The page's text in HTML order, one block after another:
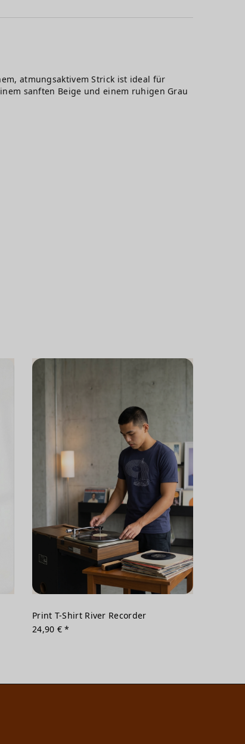
atmungsaktivem Strick ist ideal für
sanften Beige und einem ruhigen Grau
Print T-Shirt River Recorder
24,90 € *